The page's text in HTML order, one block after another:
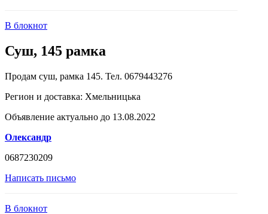
В блокнот
Суш, 145 рамка
Продам суш, рамка 145. Тел. 0679443276
Регион и доставка: Хмельницька
Объявление актуально до 13.08.2022
Олександр
0687230209
Написать письмо
В блокнот